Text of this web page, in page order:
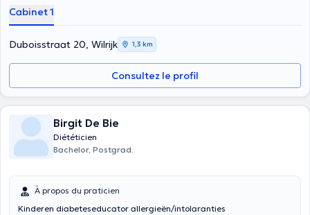
Cabinet 1
Duboisstraat 20, Wilrijk 1,3 km
Consultez le profil
Birgit De Bie
Diététicien
Bachelor, Postgrad.
À propos du praticien
Kinderen diabeteseducator allergieën/intolaranties